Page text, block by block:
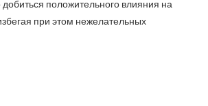
положительного влияния на
при этом нежелательных